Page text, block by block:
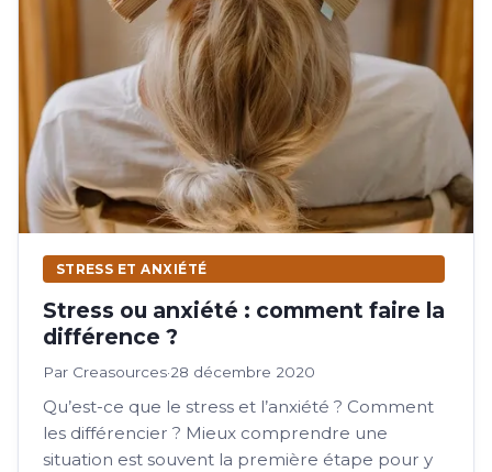
STRESS ET ANXIÉTÉ
Stress ou anxiété : comment faire la
différence ?
Par Creasources·28 décembre 2020
Qu’est-ce que le stress et l’anxiété ? Comment
les différencier ? Mieux comprendre une
situation est souvent la première étape pour y